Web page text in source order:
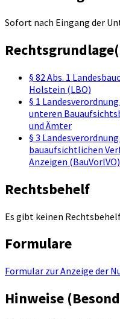
Sofort nach Eingang der
§ 82 Abs. 1
Holstein (LBO)
§ 1
unteren
und Ämter
§ 3
bauaufsichtlichen
Anzeigen (BauVorlVO)
Rechtsbehelf
Es gibt keinen
Formulare
Formular zur Anzeige der
Hinweise